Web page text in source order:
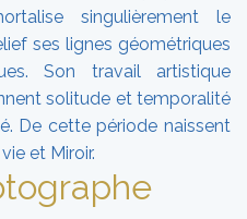
singulièrement le
ses lignes géométriques
Son travail artistique
solitude et temporalité
De cette période naissent
et Miroir.